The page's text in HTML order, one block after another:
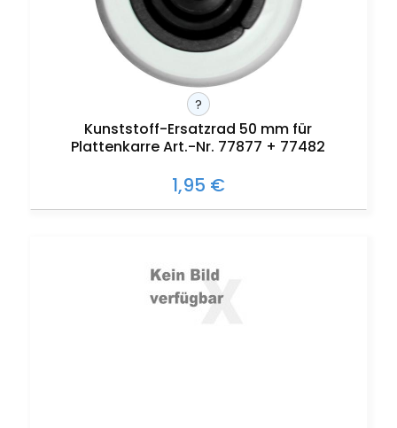
?
Kunststoff-Ersatzrad 50 mm für
Plattenkarre Art.-Nr. 77877 + 77482
1,95 €